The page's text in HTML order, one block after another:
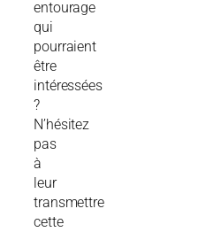
entourage
qui
pourraient
être
intéressées
?
N’hésitez
pas
à
leur
transmettre
cette